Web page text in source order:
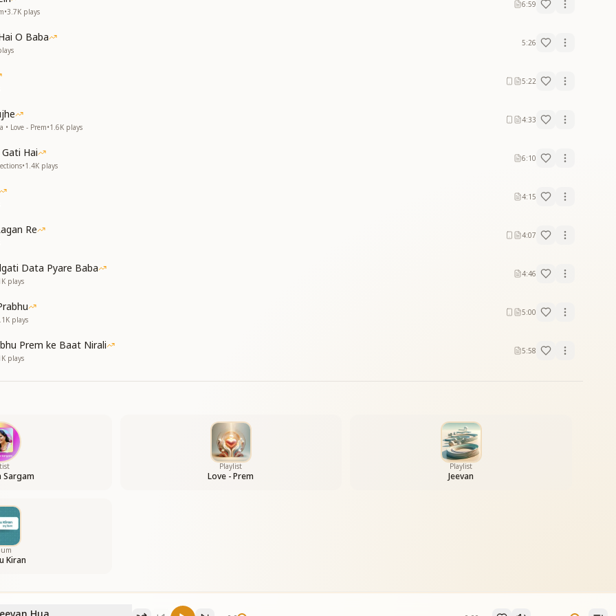
•3.7K plays
6:59
O Baba 5:26
5:22
Love - Prem•1.6K plays
4:33
Hai
•1.4K plays
6:10
4:15
Re 4:07
Data Pyare Baba
plays
4:46
plays
5:00
Prem ke Baat Nirali
plays
5:58
Sargam
Playlist
Love - Prem
Playlist
Jeevan
Kiran
Hua